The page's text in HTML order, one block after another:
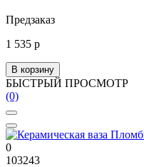
Предзаказ
1 535 р
В корзину
БЫСТРЫЙ ПРОСМОТР
(0)
0
103243